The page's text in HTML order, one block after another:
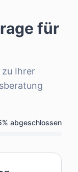
für
Ihrer
% abgeschlossen